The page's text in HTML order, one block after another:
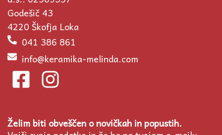
Godešič 43
4220 Škofja Loka
041 386 861
info@keramika-melinda.com
F
a
c
I
n
s
Želim biti obveščen o novičkah in popustih.